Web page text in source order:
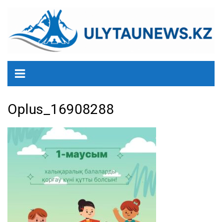
содержанию
Oplus_16908288